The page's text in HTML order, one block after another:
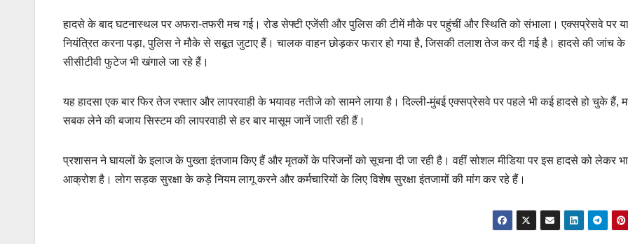
हादसे के बाद घटनास्थल पर अफरा-तफरी मच गई। रोड सेफ्टी एजेंसी और पुलिस की टीमें मौके पर पहुंचीं और स्थिति को संभाला। एक्सप्रेसवे पर
नियंत्रित करना पड़ा, पुलिस ने मौके से सबूत जुटाए हैं। चालक वाहन छोड़कर फरार हो गया है, जिसकी तलाश तेज कर दी गई है। हादसे की जांच के
सीसीटीवी फुटेज भी खंगाले जा रहे हैं।
यह हादसा एक बार फिर तेज रफ्तार और लापरवाही के भयावह नतीजे को सामने लाया है। दिल्ली-मुंबई एक्सप्रेसवे पर पहले भी कई हादसे हो चुके हैं,
सबक लेने की बजाय सिस्टम की लापरवाही से हर बार मासूम जानें जाती रही हैं।
प्रशासन ने घायलों के इलाज के पुख्ता इंतजाम किए हैं और मृतकों के परिजनों को सूचना दी जा रही है। वहीं सोशल मीडिया पर इस हादसे को लेकर
आक्रोश है। लोग सड़क सुरक्षा के कड़े नियम लागू करने और कर्मचारियों के लिए विशेष सुरक्षा इंतजामों की मांग कर रहे हैं।